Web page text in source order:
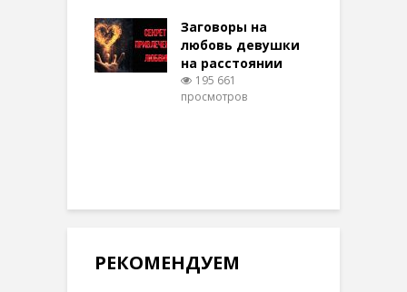
Заговоры на
любовь девушки
на расстоянии
195 661
просмотров
РЕКОМЕНДУЕМ